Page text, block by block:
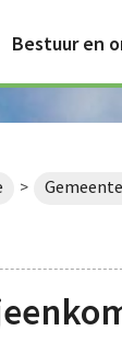
Bestuur en
>